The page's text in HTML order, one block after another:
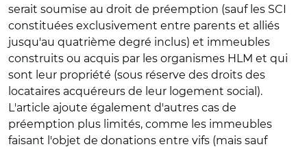
serait soumise au droit de préemption (sauf les SCI
constituées exclusivement entre parents et alliés
jusqu'au quatrième degré inclus) et immeubles
construits ou acquis par les organismes HLM et qui
sont leur propriété (sous réserve des droits des
locataires acquéreurs de leur logement social).
L'article ajoute également d'autres cas de
préemption plus limités, comme les immeubles
faisant l'objet de donations entre vifs (mais sauf